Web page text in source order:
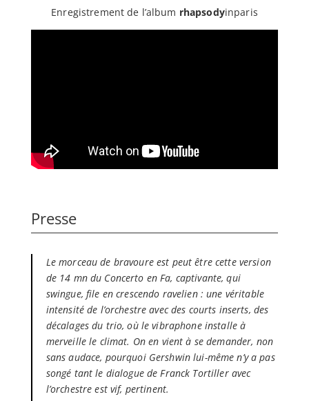
Enregistrement de l’album rhapsodyinparis
Presse
Le morceau de bravoure est peut être cette version
de 14 mn du Concerto en Fa, captivante, qui
swingue, file en crescendo ravelien : une véritable
intensité de l’orchestre avec des courts inserts, des
décalages du trio, où le vibraphone installe à
merveille le climat. On en vient à se demander, non
sans audace, pourquoi Gershwin lui-même n’y a pas
songé tant le dialogue de Franck Tortiller avec
l’orchestre est vif, pertinent.